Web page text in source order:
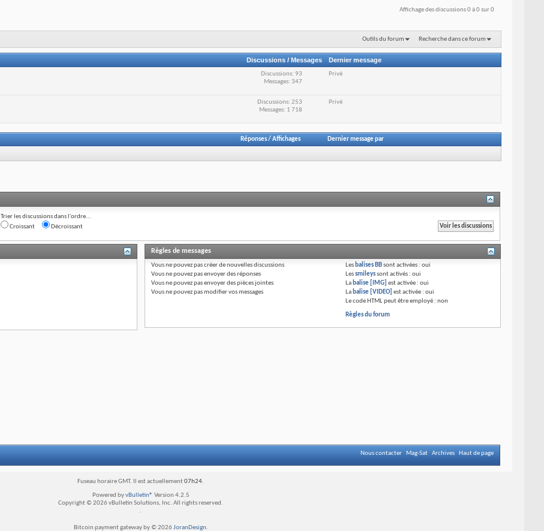
Affichage des discussions 0 à 0 sur 0
Outils du forum Recherche dans ce forum
Discussions / Messages Dernier message
Discussions: 93
Messages: 347
Privé
Discussions: 253
Messages: 1 718
Privé
Réponses/ Affichages Dernier message par
Trier les discussions dans l'ordre...
Croissant
Décroissant
Règles de messages
Vousne pouvez pascréer de nouvelles discussions
Vousne pouvez pasenvoyer des réponses
Vousne pouvez pasenvoyer des pièces jointes
Vousne pouvez pasmodifier vos messages
Les balises BBsont activées :oui
Lessmileyssont activés :oui
La balise [IMG] est activée :oui
La balise [VIDEO] est activée :oui
Le code HTML peut être employé :non
Règles du forum
Nous contacter Mag-Sat Archives Haut de page
Fuseau horaire GMT. Il est actuellement07h24.
Powered byvBulletin® Version 4.2.5
Copyright © 2026 vBulletin Solutions, Inc. All rights reserved.
.
Bitcoin payment gateway by © 2026 JoranDesign.